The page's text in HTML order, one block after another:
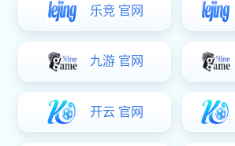
人才招聘 狗子28: 福利待遇 培训发展
>加入狗子28>员工风采
长垣市首席员工曹坤鹏